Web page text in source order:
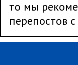
то мы
перепостов